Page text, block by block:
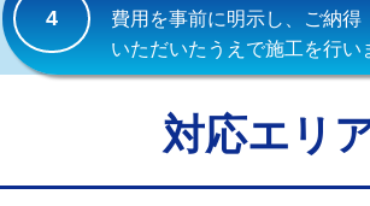
持込商品取付（浄水器・分岐水栓）
給水管工事※（バンド止め)
4
費用を事前に明示し、ご納得
いただいたうえで施工を行い
対応エリ